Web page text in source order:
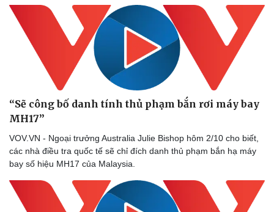
“Sẽ công bố danh tính thủ phạm bắn rơi máy bay
MH17”
VOV.VN - Ngoại trưởng Australia Julie Bishop hôm 2/10 cho biết,
các nhà điều tra quốc tế sẽ chỉ đích danh thủ phạm bắn hạ máy
bay số hiệu MH17 của Malaysia.